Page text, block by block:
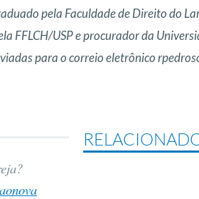
pela Faculdade de Direito do
FFLCH/USP e procurador da
para o correio eletrônico